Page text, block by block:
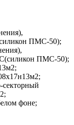
ПМС-50);
ПМС-50);
секторный
фоне;